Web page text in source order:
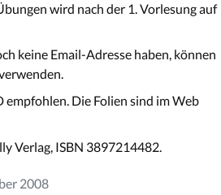
wird nach der 1. Vorlesung auf
keine Email-Adresse haben, können
empfohlen. Die Folien sind im Web
Verlag, ISBN 3897214482.
2008